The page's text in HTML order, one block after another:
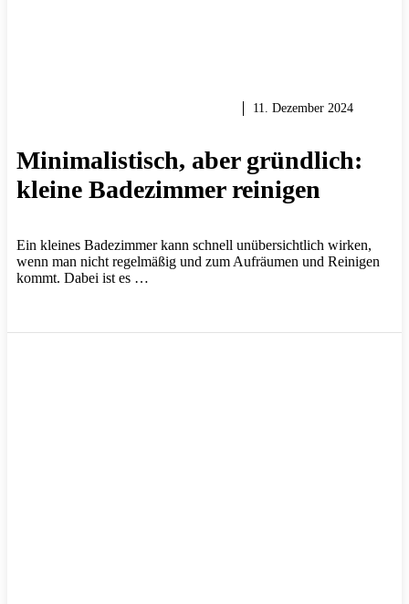
11. Dezember 2024
Minimalistisch, aber gründlich:
kleine Badezimmer reinigen
Ein kleines Badezimmer kann schnell unübersichtlich wirken,
wenn man nicht regelmäßig und zum Aufräumen und Reinigen
kommt. Dabei ist es …